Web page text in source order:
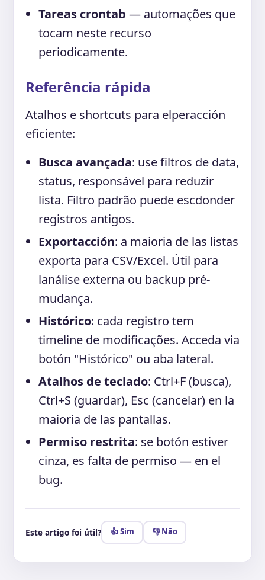
Tareas crontab — automações que
tocam neste recurso
periodicamente.
Referência rápida
Atalhos e shortcuts para elperacción
eficiente:
Busca avançada: use filtros de data,
status, responsável para reduzir
lista. Filtro padrão puede escdonder
registros antigos.
Exportacción: a maioria de las listas
exporta para CSV/Excel. Útil para
lanálise externa ou backup pré-
mudança.
Histórico: cada registro tem
timeline de modificações. Acceda via
botón "Histórico" ou aba lateral.
Atalhos de teclado: Ctrl+F (busca),
Ctrl+S (guardar), Esc (cancelar) en la
maioria de las pantallas.
Permiso restrita: se botón estiver
cinza, es falta de permiso — en el
bug.
Este artigo foi útil? 👍 Sim 👎 Não